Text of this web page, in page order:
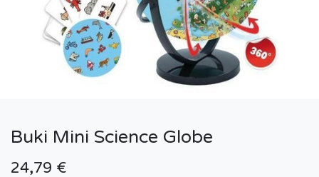
Buki Mini Science Globe
24,79 €